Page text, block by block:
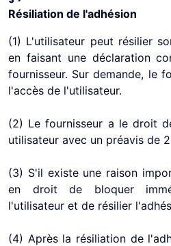
Résiliation de l'adhésion
(1) L'utilisateur peut résilier
en faisant une déclaration
fournisseur. Sur demande, le
l'accès de l'utilisateur.
(2) Le fournisseur a le droit
utilisateur avec un préavis de
(3) S'il existe une raison
en droit de bloquer
l'utilisateur et de résilier
(4) Après la résiliation de